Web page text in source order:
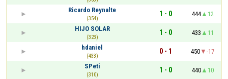
Ricardo Reynalte
(354)
1 - 0 444
12
HIJO SOLAR
(323)
1 - 0 433
11
hdaniel
(433)
0 - 1 450
-17
SPeti
(310)
1 - 0 440
10